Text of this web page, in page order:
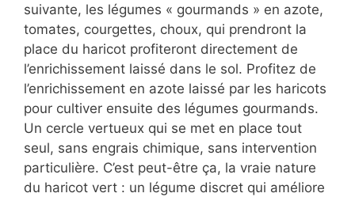
suivante, les légumes « gourmands » en azote,
tomates, courgettes, choux, qui prendront la
place du haricot profiteront directement de
l’enrichissement laissé dans le sol. Profitez de
l’enrichissement en azote laissé par les haricots
pour cultiver ensuite des légumes gourmands.
Un cercle vertueux qui se met en place tout
seul, sans engrais chimique, sans intervention
particulière. C’est peut-être ça, la vraie nature
du haricot vert : un légume discret qui améliore